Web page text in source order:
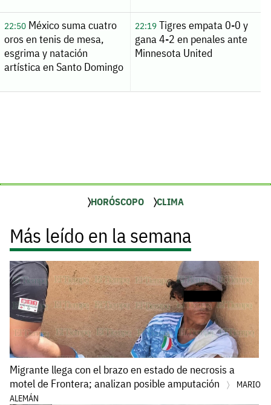
22:50México suma cuatro
oros en tenis de mesa,
esgrima y natación
artística en Santo Domingo
22:19Tigres empata 0-0 y
gana 4-2 en penales ante
Minnesota United
HORÓSCOPO CLIMA
Más leído en la semana
Migrante llega con el brazo en estado de necrosis a
motel de Frontera; analizan posible amputación
MARIO
ALEMÁN